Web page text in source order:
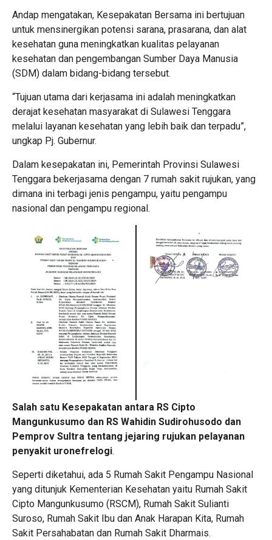
Andap mengatakan, Kesepakatan Bersama ini bertujuan
untuk mensinergikan potensi sarana, prasarana, dan alat
kesehatan guna meningkatkan kualitas pelayanan
kesehatan dan pengembangan Sumber Daya Manusia
(SDM) dalam bidang-bidang tersebut.
“Tujuan utama dari kerjasama ini adalah meningkatkan
derajat kesehatan masyarakat di Sulawesi Tenggara
melalui layanan kesehatan yang lebih baik dan terpadu”,
ungkap Pj. Gubernur.
Dalam kesepakatan ini, Pemerintah Provinsi Sulawesi
Tenggara bekerjasama dengan 7 rumah sakit rujukan, yang
dimana ini terbagi jenis pengampu, yaitu pengampu
nasional dan pengampu regional.
Salah satu Kesepakatan antara RS Cipto
Mangunkusumo dan RS Wahidin Sudirohusodo dan
Pemprov Sultra tentang jejaring rujukan pelayanan
penyakit uronefrelogi.
Seperti diketahui, ada 5 Rumah Sakit Pengampu Nasional
yang ditunjuk Kementerian Kesehatan yaitu Rumah Sakit
Cipto Mangunkusumo (RSCM), Rumah Sakit Sulianti
Suroso, Rumah Sakit Ibu dan Anak Harapan Kita, Rumah
Sakit Persahabatan dan Rumah Sakit Dharmais.